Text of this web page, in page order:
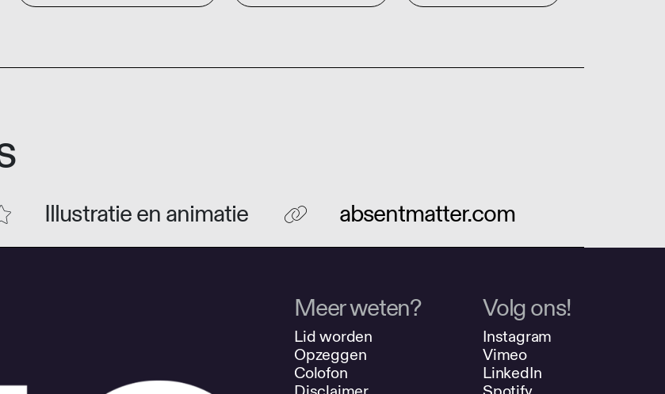
Illustratie en animatie absentmatter.com
Meer weten?
Lid worden
Opzeggen
Colofon
Volg ons!
Instagram
Vimeo
LinkedIn